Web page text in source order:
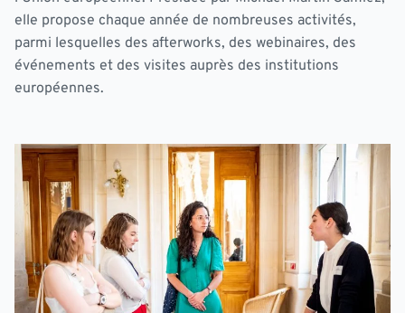
elle propose chaque année de nombreuses activités,
parmi lesquelles des afterworks, des webinaires, des
événements et des visites auprès des institutions
européennes.